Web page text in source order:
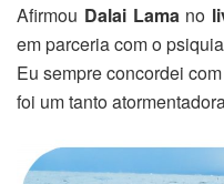
Afirmou Dalai Lamano
em parceria com o
Eu sempre concordei
foi um tanto